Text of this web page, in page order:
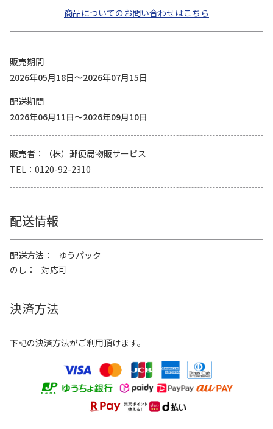
商品についてのお問い合わせはこちら
販売期間
2026年05月18日～2026年07月15日
配送期間
2026年06月11日～2026年09月10日
販売者
（株）郵便局物販サービス
TEL
0120-92-2310
配送情報
配送方法
ゆうパック
のし
対応可
決済方法
下記の決済方法がご利用頂けます。